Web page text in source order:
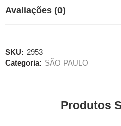
Avaliações (0)
SKU: 2953
Categoria: SÃO PAULO
Produtos